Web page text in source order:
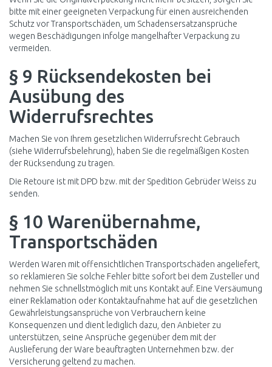
bitte mit einer geeigneten Verpackung für einen ausreichenden
Schutz vor Transportschäden, um Schadensersatzansprüche
wegen Beschädigungen infolge mangelhafter Verpackung zu
vermeiden.
§ 9 Rücksendekosten bei
Ausübung des
Widerrufsrechtes
Machen Sie von Ihrem gesetzlichen Widerrufsrecht Gebrauch
(siehe Widerrufsbelehrung), haben Sie die regelmäßigen Kosten
der Rücksendung zu tragen.
Die Retoure ist mit DPD bzw. mit der Spedition Gebrüder Weiss zu
senden.
§ 10 Warenübernahme,
Transportschäden
Werden Waren mit offensichtlichen Transportschäden angeliefert,
so reklamieren Sie solche Fehler bitte sofort bei dem Zusteller und
nehmen Sie schnellstmöglich mit uns Kontakt auf. Eine Versäumung
einer Reklamation oder Kontaktaufnahme hat auf die gesetzlichen
Gewährleistungsansprüche von Verbrauchern keine
Konsequenzen und dient lediglich dazu, den Anbieter zu
unterstützen, seine Ansprüche gegenüber dem mit der
Auslieferung der Ware beauftragten Unternehmen bzw. der
Versicherung geltend zu machen.